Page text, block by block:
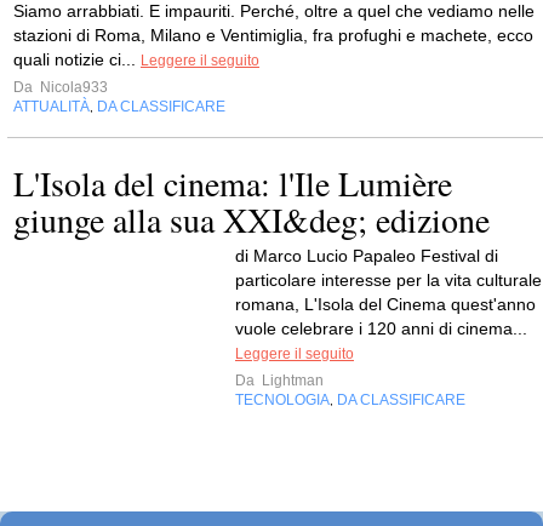
Siamo arrabbiati. E impauriti. Perché, oltre a quel che vediamo nelle
stazioni di Roma, Milano e Ventimiglia, fra profughi e machete, ecco
quali notizie ci...
Leggere il seguito
Da Nicola933
ATTUALITÀ DA CLASSIFICARE
L'Isola del cinema: l'Ile Lumière
giunge alla sua XXI&deg; edizione
di Marco Lucio Papaleo Festival di
particolare interesse per la vita culturale
romana, L'Isola del Cinema quest'anno
vuole celebrare i 120 anni di cinema...
Leggere il seguito
Da Lightman
TECNOLOGIA DA CLASSIFICARE